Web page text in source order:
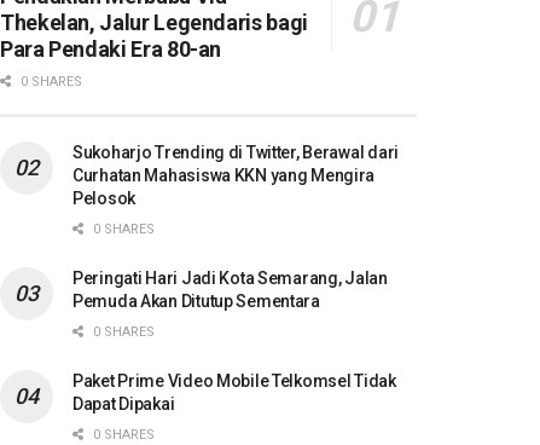
Thekelan, Jalur Legendaris bagi
Para Pendaki Era 80-an
0 SHARES
Sukoharjo Trending di Twitter, Berawal dari
Curhatan Mahasiswa KKN yang Mengira
Pelosok
0 SHARES
Peringati Hari Jadi Kota Semarang, Jalan
Pemuda Akan Ditutup Sementara
0 SHARES
Paket Prime Video Mobile Telkomsel Tidak
Dapat Dipakai
0 SHARES